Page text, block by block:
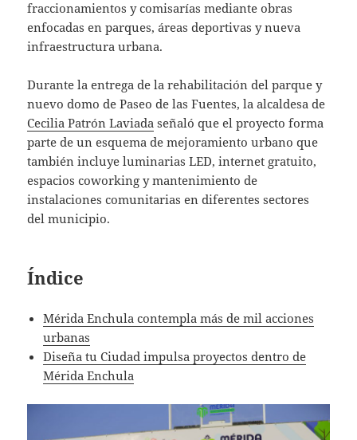
fraccionamientos y comisarías mediante obras
enfocadas en parques, áreas deportivas y nueva
infraestructura urbana.
Durante la entrega de la rehabilitación del parque y
nuevo domo de Paseo de las Fuentes, la alcaldesa de
Cecilia Patrón Laviada señaló que el proyecto forma
parte de un esquema de mejoramiento urbano que
también incluye luminarias LED, internet gratuito,
espacios coworking y mantenimiento de
instalaciones comunitarias en diferentes sectores
del municipio.
Índice
Mérida Enchula contempla más de mil acciones
urbanas
Diseña tu Ciudad impulsa proyectos dentro de
Mérida Enchula